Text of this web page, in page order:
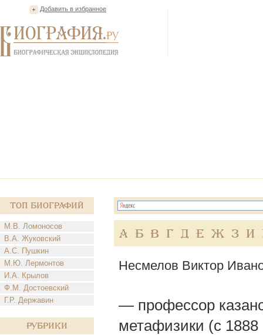
Добавить в избранное
Топ Биографий
М.В. Ломоносов
В.А. Жуковский
А.С. Пушкин
М.Ю. Лермонтов
И.А. Крылов
Ф.М. Достоевский
Г.Р. Державин
Рубрики
А Б В Г Д Е Ж З И
Несмелов Виктор
— профессор
метафизики (с 1888